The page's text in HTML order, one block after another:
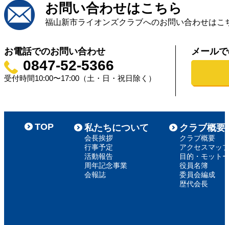
お問い合わせはこちら
福山新市ライオンズクラブへのお問い合わせはこ
お電話でのお問い合わせ
0847-52-5366
受付時間10:00〜17:00（土・日・祝日除く）
メール
TOP 私たちについて
会長挨拶
行事予定
活動報告
周年記念事業
会報誌
クラブ概要
クラブ概要
アクセスマップ
目的・モットー
役員名簿
委員会編成
歴代会長